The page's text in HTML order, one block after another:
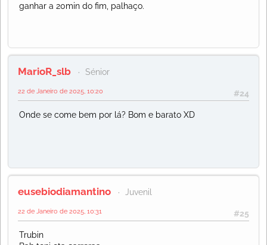
ganhar a 20min do fim, palhaço.
MarioR_slb Sénior
#24
22 de Janeiro de 2025, 10:20
Onde se come bem por lá? Bom e barato XD
eusebiodiamantino Juvenil
#25
22 de Janeiro de 2025, 10:31
Trubin